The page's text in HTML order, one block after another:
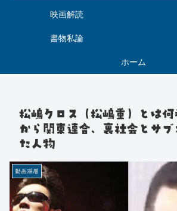
映画解読
書物私論
ホーム
松嶋クロス（松嶋重）とは
から関東連合、裏社会とサブ
た人物
動画深層